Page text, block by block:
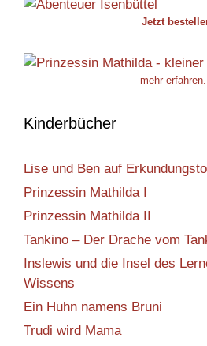
Jetzt
mehr
Kinderbücher
Lise und Ben auf
Prinzessin Mathilda I
Prinzessin Mathilda II
Tankino – Der Drache vom
Inslewis und die Insel des
Wissens
Ein Huhn namens Bruni
Trudi wird Mama